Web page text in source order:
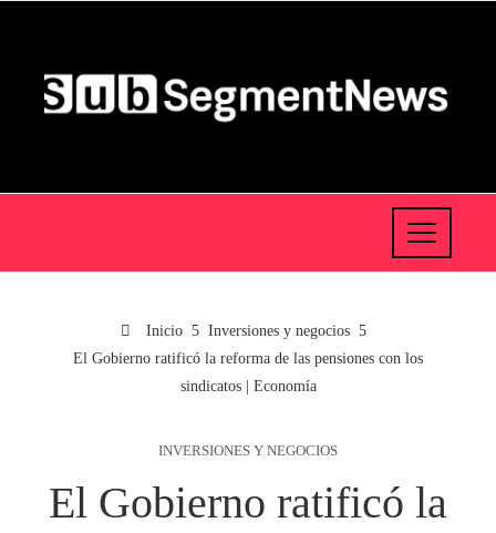
Inicio
Inversiones y negocios
El Gobierno ratificó la reforma de las pensiones con los
sindicatos | Economía
INVERSIONES Y NEGOCIOS
El Gobierno ratificó la